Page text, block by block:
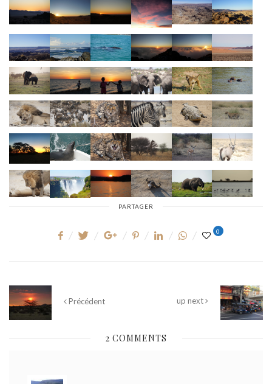
PARTAGER
0
Précédent up next
2 COMMENTS